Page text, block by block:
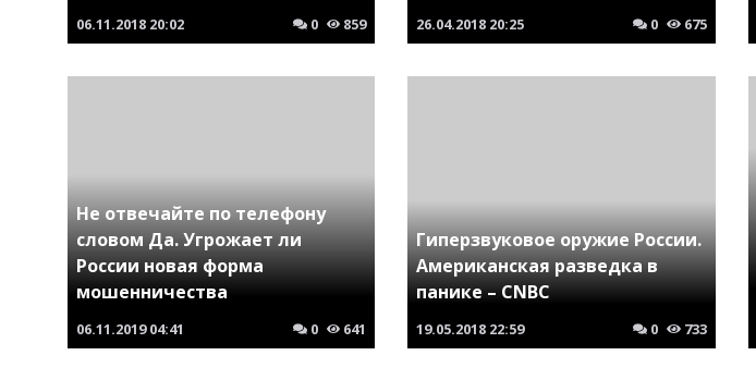
06.11.2018 20:02 0 859 26.04.2018 20:25 0 675
Не отвечайте по телефону
словом Да. Угрожает ли
России новая форма
мошенничества
06.11.2019 04:41 0 641
Гиперзвуковое оружие России.
Американская разведка в
панике – CNBC
19.05.2018 22:59 0 733